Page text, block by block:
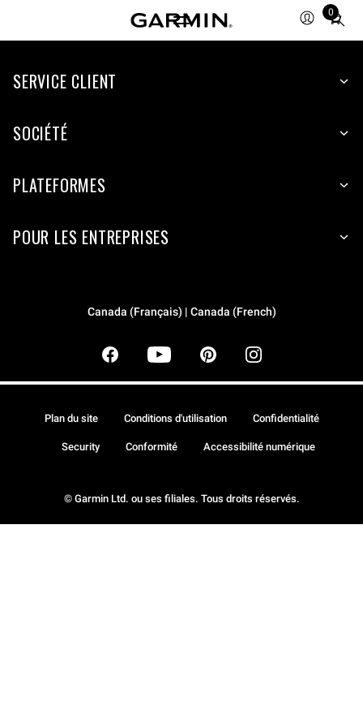
0
Total
items
cart:
SERVICE CLIENT
SOCIÉTÉ
PLATEFORMES
POUR LES ENTREPRISES
Canada (Français) | Canada (French)
© Garmin Ltd. ou ses filiales. Tous droits réservés.
Plan du site Conditions d'utilisation Confidentialité
Security Conformité Accessibilité numérique